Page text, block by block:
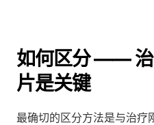
如何区分 —— 治
片是关键
最确切的区分方法是与治疗